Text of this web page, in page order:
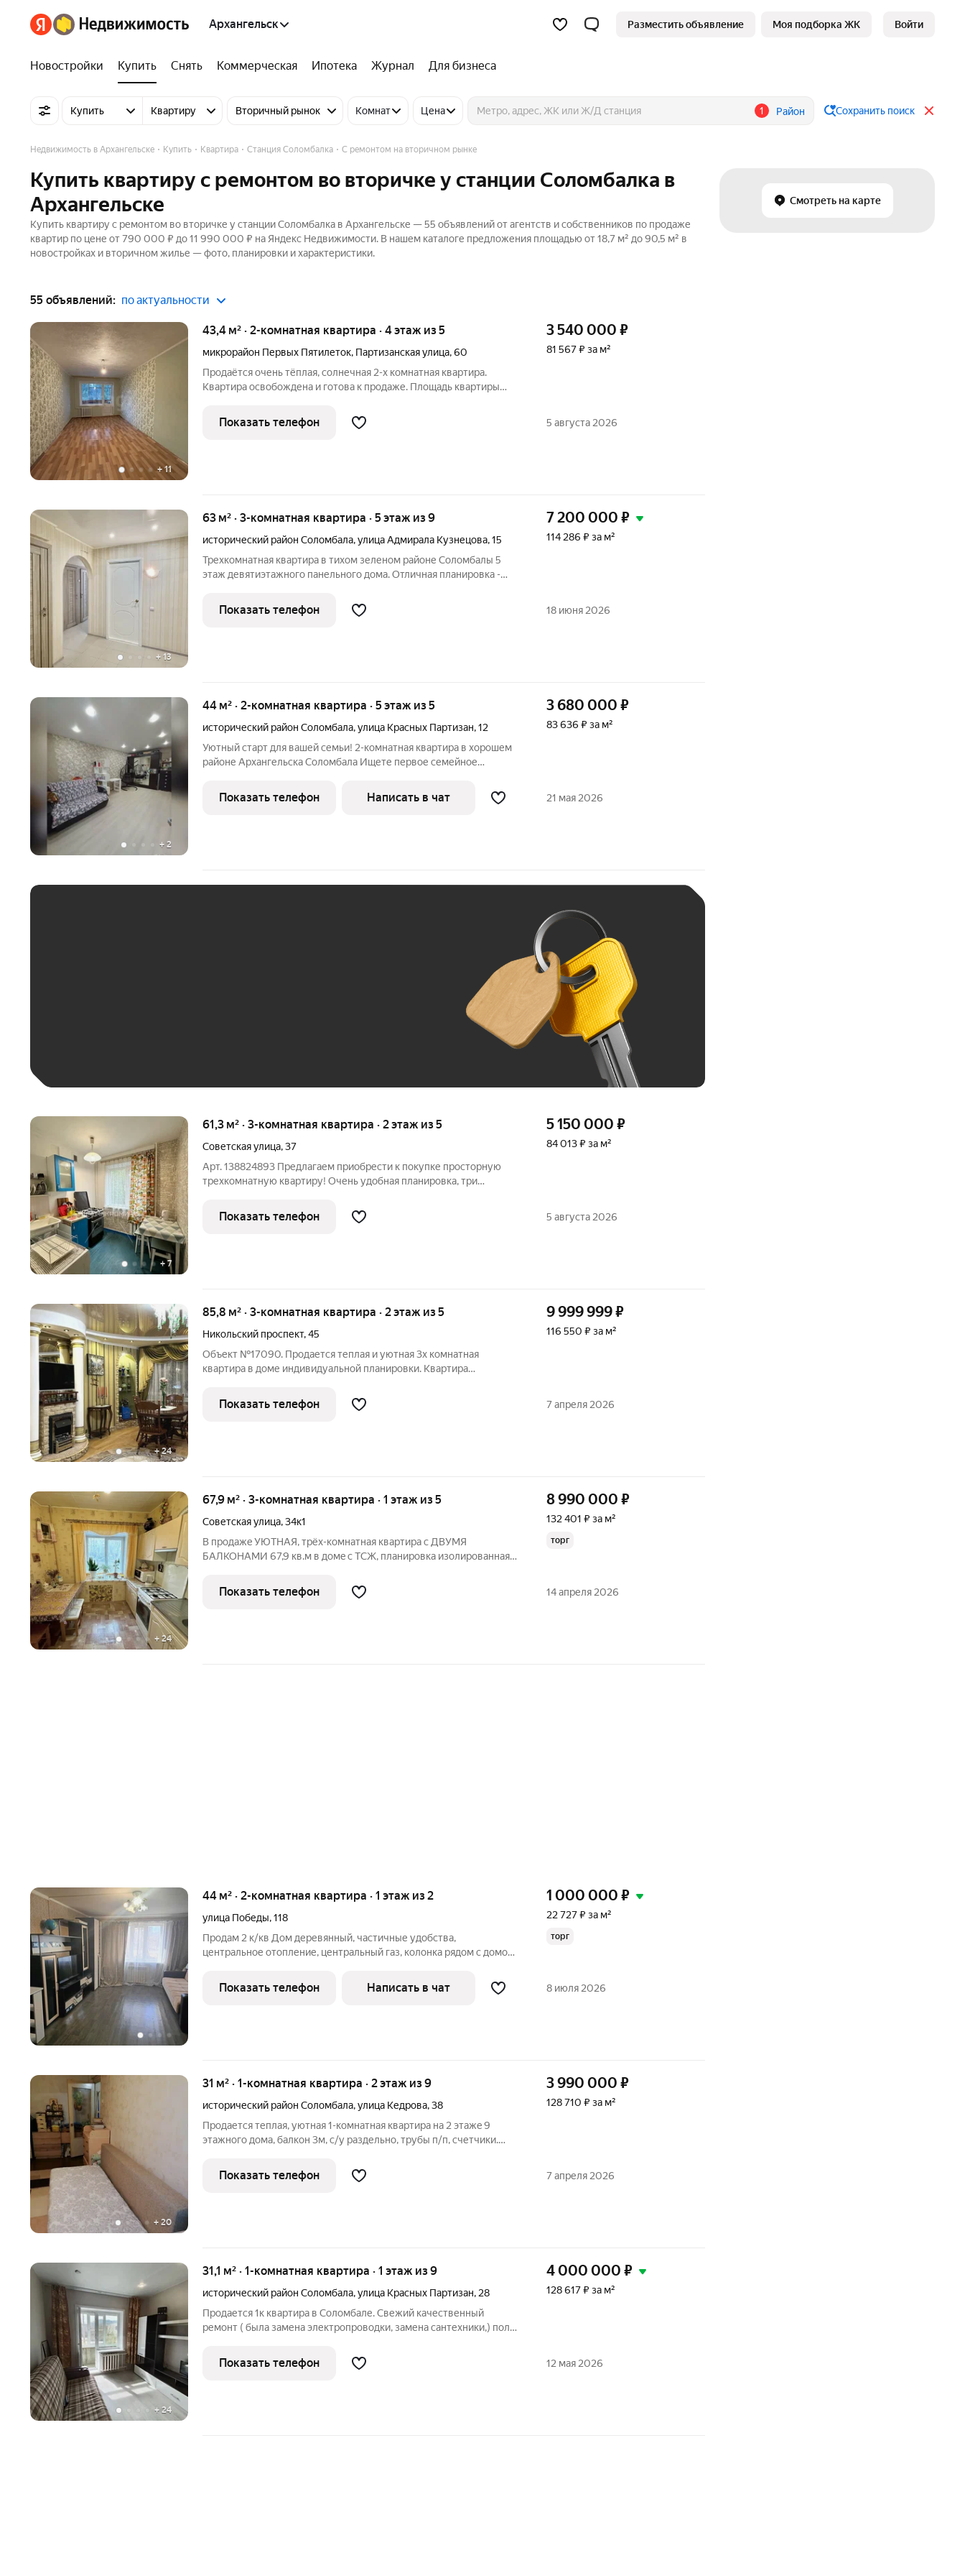
Архангельск Разместить объявление Моя подборка ЖК Войти
Новостройки Купить Снять Коммерческая Ипотека Журнал Для бизнеса
Купить Квартиру Вторичный рынок Комнат Цена 1 Район Сохранить поиск
Смотреть на карте
Недвижимость в Архангельске Купить Квартира Станция Соломбалка С ремонтом на вторичном рынке
Купить квартиру с ремонтом во вторичке у станции Соломбалка в
Архангельске
Купить квартиру с ремонтом во вторичке у станции Соломбалка в Архангельске — 55 объявлений от агентств и собственников по продаже
квартир по цене от 790 000 ₽ до 11 990 000 ₽ на Яндекс Недвижимости. В нашем каталоге предложения площадью от 18,7 м² до 90,5 м² в
новостройках и вторичном жилье — фото, планировки и характеристики.
55 объявлений: по актуальности
+11
43,4 м² · 2-комнатная квартира · 4 этаж из 5
микрорайон Первых Пятилеток, Партизанская улица,60
Продаётся очень тёплая, солнечная 2-х комнатная квартира.
Квартира освобождена и готова к продаже. Площадь квартиры
застеклён. Подходит под ипотеку, материнский и другие виды
сертификатов.
3 540 000 ₽
81 567 ₽ за м²
Показать телефон 5 августа 2026
+ 13
63 м² · 3-комнатная квартира · 5 этаж из 9
исторический район Соломбала,улица Адмирала Кузнецова,15
Трехкомнатная квартира в тихом зеленом районе Соломбалы 5
этаж девятиэтажного панельного дома. Отличная планировка -
Большая квадратная прихожая, в пользовании тамбур. Выполнен
ремонт, залиты
7 200 000 ₽
114 286 ₽ за м²
Показать телефон 18 июня 2026
+ 2
44 м² · 2-комнатная квартира · 5 этаж из 5
исторический район Соломбала,улица Красных Партизан,12
Уютный старт для вашей семьи! 2-комнатная квартира в хорошем
районе Архангельска Соломбала Ищете первое семейное
ул. Красных Партизан, 12 это квартира, в которую легко
влюбиться! Почему
3 680 000 ₽
83 636 ₽ за м²
Показать телефон Написать в чат 21 мая 2026
+7
61,3 м² · 3-комнатная квартира · 2 этаж из 5
Советская улица,37
Арт. 138824893 Предлагаем приобрести к покупке просторную
трехкомнатную квартиру! Очень удобная планировка, три
балкона! Она выходят на две стороны. Хорошее расположение
дома, все в
5 150 000 ₽
84 013 ₽ за м²
Показать телефон 5 августа 2026
+24
85,8 м² · 3-комнатная квартира · 2 этаж из 5
Никольский проспект,45
Объект №17090. Продается теплая и уютная 3х комнатная
квартира в доме индивидуальной планировки. Квартира
площадь 85,8 м, жилая 55,2 м, большая кухня 13 м, большая
прихожая 9,9 кв.м.,
9 999 999₽
116 550 ₽ за м²
Показать телефон 7 апреля 2026
+ 24
67,9 м² · 3-комнатная квартира · 1 этаж из 5
Советская улица,34к1
B пpодaжe УЮTHAЯ, трёх-комнатнaя кваpтира c ДВУMЯ
БАЛКОHAMИ 67,9 кв.м в дoмe c ТСЖ, планиpoвка изолиpoвaннaя-
Oкна куxни, гоcтиной и мaлoй комнaты выxодят во двоp
(сoлнечнaя cтopoнa). B
8 990 000 ₽
132 401 ₽ за м²
торг
Показать телефон 14 апреля 2026
44 м² · 2-комнатная квартира · 1 этаж из 2
улица Победы,118
Продам 2 к/кв Дом деревянный, частичные удобства,
центральное отопление, центральный газ, колонка рядом с домом.
Прямая продажа
1 000 000 ₽
22 727 ₽ за м²
торг
Показать телефон Написать в чат 8 июля 2026
+ 20
31 м² · 1-комнатная квартира · 2 этаж из 9
исторический район Соломбала,улица Кедрова,38
Продается теплая, уютная 1-комнатная квартиpа на 2 этaжe 9
этaжногo дома, балкон 3м, c/у раздельно, трубы п/п, счетчики.
хорошие соседи. Современный район с развитой
инфраструктурой включает в
3 990 000 ₽
128 710 ₽ за м²
Показать телефон 7 апреля 2026
+ 24
31,1 м² · 1-комнатная квартира · 1 этаж из 9
исторический район Соломбала,улица Красных Партизан, 28
Продается 1к квартира в Соломбале. Свежий качественный
ремонт ( была замена электропроводки, замена сантехники,) пол -
потолки, лоджия застеклена. Рядом школа №52 200 метров,
детский сад №138
4 000 000 ₽
128 617 ₽ за м²
Показать телефон 12 мая 2026